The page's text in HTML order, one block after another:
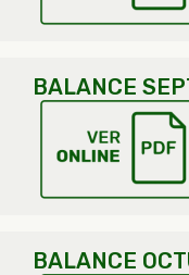
BALANCE
BALANCE